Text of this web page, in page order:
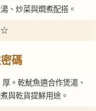
、炒菜與燜煮配搭。
碼
。乾魷魚適合作煲湯、
與乾貨提鮮用途。